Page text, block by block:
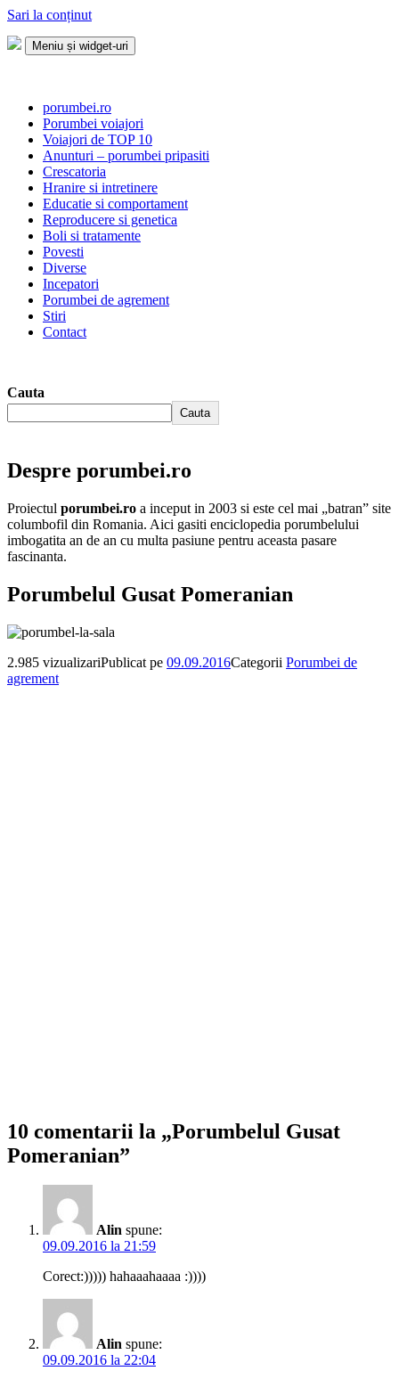
Sari la conținut
Meniu și widget-uri
porumbei.ro
Porumbei voiajori
Voiajori de TOP 10
Anunturi – porumbei pripasiti
Crescatoria
Hranire si intretinere
Educatie si comportament
Reproducere si genetica
Boli si tratamente
Povesti
Diverse
Incepatori
Porumbei de agrement
Stiri
Contact
Cauta
Cauta
Despre porumbei.ro
Proiectul porumbei.ro a inceput in 2003 si este cel mai „batran” site
columbofil din Romania. Aici gasiti enciclopedia porumbelului
imbogatita an de an cu multa pasiune pentru aceasta pasare
fascinanta.
Porumbelul Gusat Pomeranian
2.985 vizualizariPublicat pe 09.09.2016Categorii Porumbei de
agrement
10 comentarii la „Porumbelul Gusat
Pomeranian”
Alin spune:
09.09.2016 la 21:59
Corect:))))) hahaaahaaaa :))))
Alin spune:
09.09.2016 la 22:04